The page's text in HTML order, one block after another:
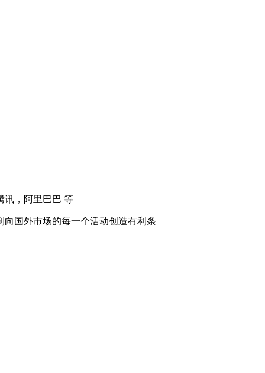
讯，阿里巴巴 等
国外市场的每一个活动创造有利条